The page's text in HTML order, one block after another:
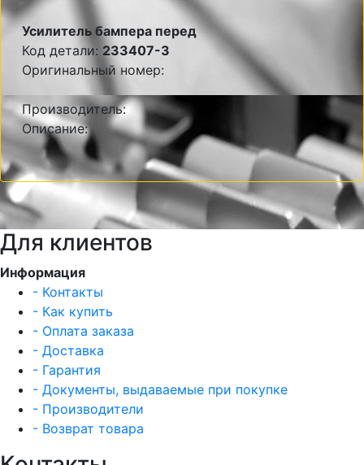
Усилитель бампера перед
Код детали: 233407-3
Оригинальный номер:
Производитель:
Описание:
Для клиентов
Информация
- Контакты
- Как купить
- Оплата заказа
- Доставка
- Гарантия
- Документы, выдаваемые при покупке
- Производители
- Возврат товара